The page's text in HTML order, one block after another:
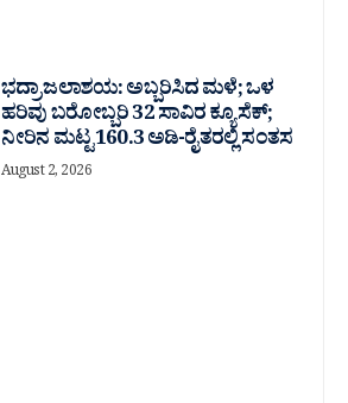
ಭದ್ರಾ ಜಲಾಶಯ: ಅಬ್ಬರಿಸಿದ ಮಳೆ; ಒಳ
ಹರಿವು ಬರೋಬ್ಬರಿ 32 ಸಾವಿರ‌ ಕ್ಯೂಸೆಕ್;
ನೀರಿನ ಮಟ್ಟ 160.3 ಅಡಿ-ರೈತರಲ್ಲಿ ಸಂತಸ
August 2, 2026